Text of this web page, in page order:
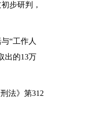
步研判，
“工作人
出的13万
法》第312